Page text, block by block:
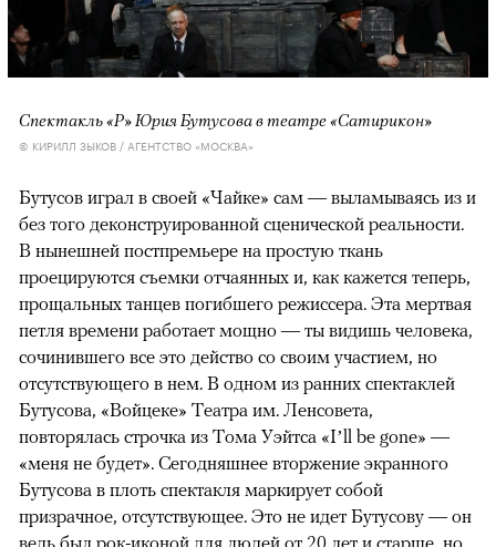
Спектакль «Р» Юрия Бутусова в театре «Сатирикон»
© КИРИЛЛ ЗЫКОВ / АГЕНТСТВО «МОСКВА»
Бутусов играл в своей «Чайке» сам — выламываясь из и
без того деконструированной сценической реальности.
В нынешней постпремьере на простую ткань
проецируются съемки отчаянных и, как кажется теперь,
прощальных танцев погибшего режиссера. Эта мертвая
петля времени работает мощно — ты видишь человека,
сочинившего все это действо со своим участием, но
отсутствующего в нем. В одном из ранних спектаклей
Бутусова, «Войцеке» Театра им. Ленсовета,
повторялась строчка из Тома Уэйтса «I’ll be gone» —
«меня не будет». Сегодняшнее вторжение экранного
Бутусова в плоть спектакля маркирует собой
призрачное, отсутствующее. Это не идет Бутусову — он